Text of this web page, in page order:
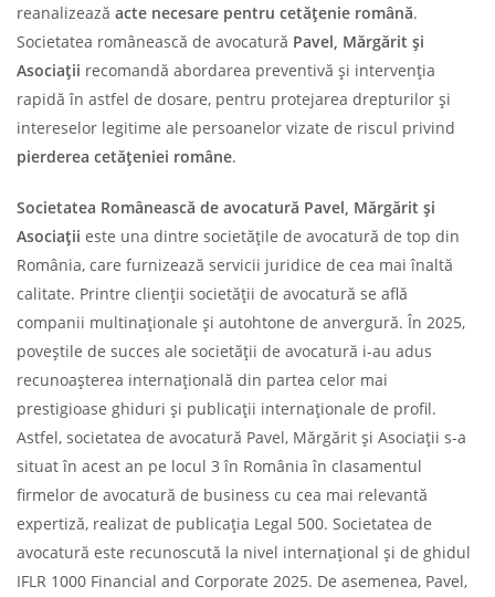
reanalizează acte necesare pentru cetățenie română.
Societatea românească de avocatură Pavel, Mărgărit și
Asociații recomandă abordarea preventivă și intervenția
rapidă în astfel de dosare, pentru protejarea drepturilor și
intereselor legitime ale persoanelor vizate de riscul privind
pierderea cetățeniei române.
Societatea Românească de avocatură Pavel, Mărgărit și
Asociații este una dintre societățile de avocatură de top din
România, care furnizează servicii juridice de cea mai înaltă
calitate. Printre clienții societății de avocatură se află
companii multinaționale și autohtone de anvergură. În 2025,
poveștile de succes ale societății de avocatură i-au adus
recunoașterea internațională din partea celor mai
prestigioase ghiduri și publicații internaționale de profil.
Astfel, societatea de avocatură Pavel, Mărgărit și Asociații s-a
situat în acest an pe locul 3 în România în clasamentul
firmelor de avocatură de business cu cea mai relevantă
expertiză, realizat de publicația Legal 500. Societatea de
avocatură este recunoscută la nivel internațional și de ghidul
IFLR 1000 Financial and Corporate 2025. De asemenea, Pavel,